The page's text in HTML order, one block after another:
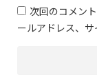
次回のコメン
ールアドレス、サ